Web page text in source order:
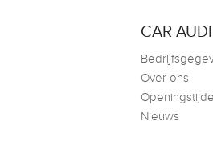
CAR
Over ons
Nieuws